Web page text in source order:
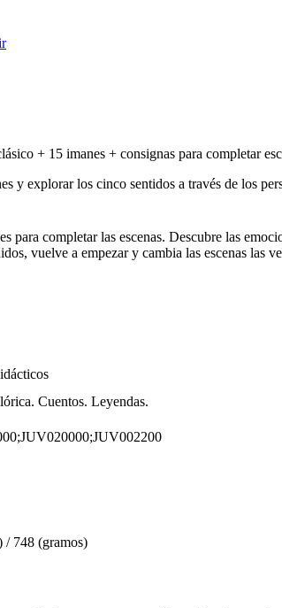
+ 15 imanes + consignas para completar
y explorar los cinco sentidos a través de los
para completar las escenas. Descubre las
vuelve a empezar y cambia las escenas las
Cuentos. Leyendas.
/ 748 (gramos)